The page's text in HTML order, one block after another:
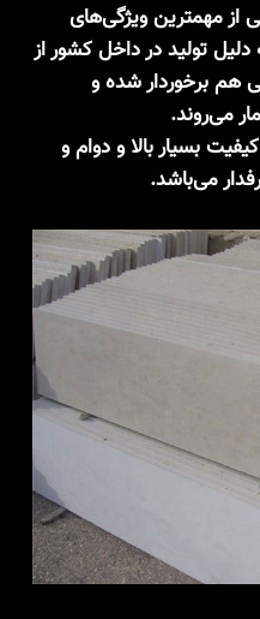
از مهمترین ویژگی‌های
تولید در داخل کشور از
هم برخوردار شده و
می‌روند.
بسیار بالا و دوام و
می‌باشد.